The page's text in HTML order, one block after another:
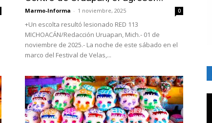
Marmo-Informa - 1 noviembre, 2025 0
+Un escolta resultó lesionado RED 113
MICHOACÁN/Redacción Uruapan, Mich.- 01 de
noviembre de 2025.- La noche de este sábado en el
marco del Festival de Velas,...